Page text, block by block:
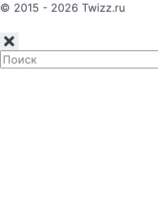
© 2015 - 2026 Twizz.ru